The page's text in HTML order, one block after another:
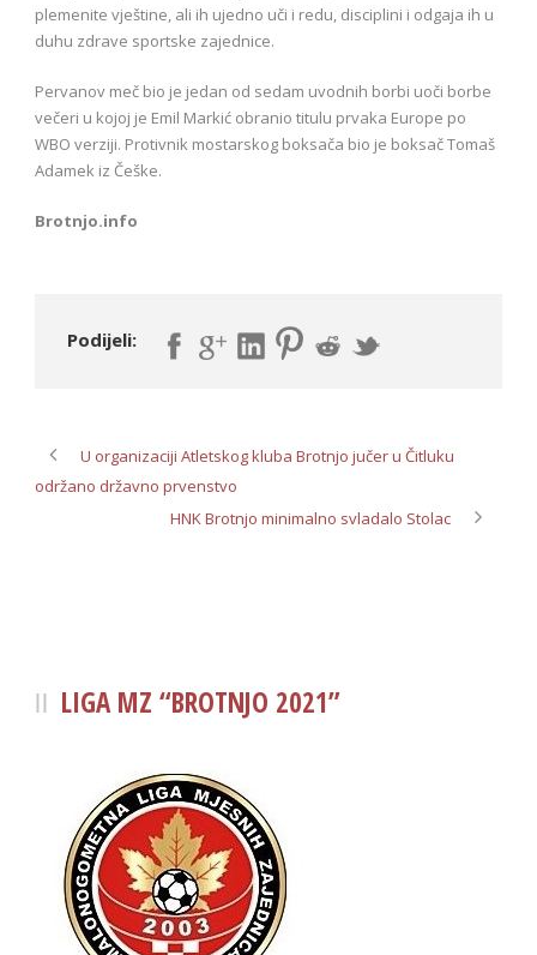
plemenite vještine, ali ih ujedno uči i redu, disciplini i odgaja ih u
duhu zdrave sportske zajednice.
Pervanov meč bio je jedan od sedam uvodnih borbi uoči borbe
večeri u kojoj je Emil Markić obranio titulu prvaka Europe po
WBO verziji. Protivnik mostarskog boksača bio je boksač Tomaš
Adamek iz Češke.
Brotnjo.info
Podijeli:
U organizaciji Atletskog kluba Brotnjo jučer u Čitluku
održano državno prvenstvo
HNK Brotnjo minimalno svladalo Stolac
LIGA MZ “BROTNJO 2021”